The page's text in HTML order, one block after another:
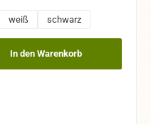
weiß schwarz
In den Warenkorb